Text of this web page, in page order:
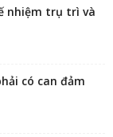
nhiệm trụ trì và
có can đảm